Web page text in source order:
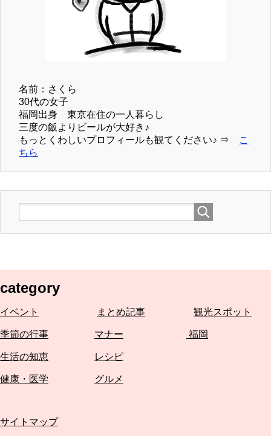
名前：さくら
30代の女子
福岡出身 東京在住の一人暮らし
三度の飯よりビールが大好き♪
もっとくわしいプロフィールも観てください♪ ⇒
こ
ちら
category
イベント まとめ記事 観光スポット
季節の行事 マナー 福岡
生活の知恵 レシピ
健康・医学 グルメ
サイトマップ